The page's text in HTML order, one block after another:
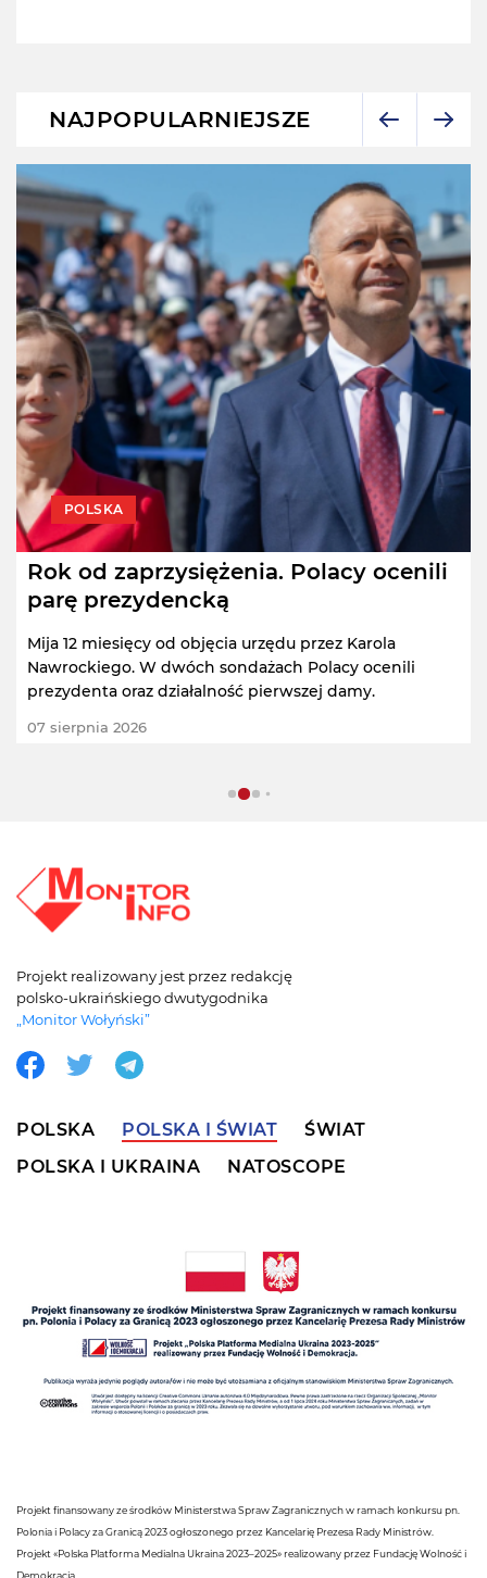
NAJPOPULARNIEJSZE
POLSKA
Rok od zaprzysiężenia. Polacy ocenili
parę prezydencką
Mija 12 miesięcy od objęcia urzędu przez Karola
Nawrockiego. W dwóch sondażach Polacy ocenili
prezydenta oraz działalność pierwszej damy.
07 sierpnia 2026
Projekt realizowany jest przez redakcję
polsko-ukraińskiego dwutygodnika
„Monitor Wołyński”
POLSKA POLSKA I ŚWIAT
ŚWIAT
POLSKA I UKRAINA
NATOSCOPE
Projekt finansowany ze środków Ministerstwa Spraw Zagranicznych w ramach konkursu pn.
Polonia i Polacy za Granicą 2023 ogłoszonego przez Kancelarię Prezesa Rady Ministrów.
Projekt «Polska Platforma Medialna Ukraina 2023–2025» realizowany przez Fundację Wolność i
Demokracja.